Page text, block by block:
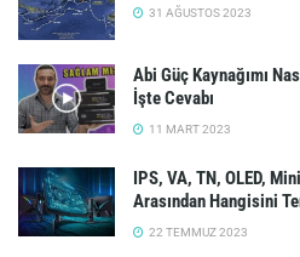
31 AĞUSTOS 2023
Abi Güç Kaynağımı
İşte Cevabı
11 MART 2023
IPS, VA, TN, OLED,
Arasından Hangisini
22 TEMMUZ 2023